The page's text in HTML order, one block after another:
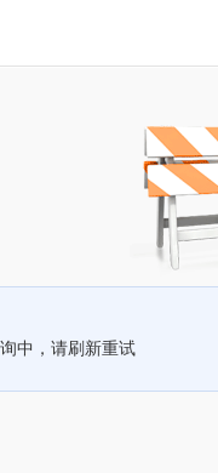
中，请刷新重试